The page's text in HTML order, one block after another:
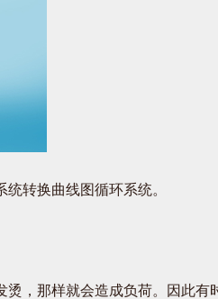
转换曲线图循环系统。
，那样就会造成负荷。因此有